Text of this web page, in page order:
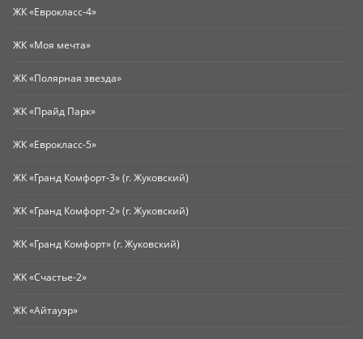
ЖК «Еврокласс-4»
ЖК «Моя мечта»
ЖК «Полярная звезда»
ЖК «Прайд Парк»
ЖК «Еврокласс-5»
ЖК «Гранд Комфорт-3» (г. Жуковский)
ЖК «Гранд Комфорт-2» (г. Жуковский)
ЖК «Гранд Комфорт» (г. Жуковский)
ЖК «Счастье-2»
ЖК «Айтауэр»